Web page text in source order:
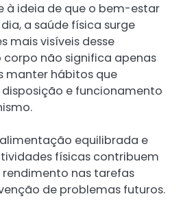
à ideia de que o bem-estar
a saúde física surge
mais visíveis desse
corpo não significa apenas
manter hábitos que
e funcionamento
equilibrada e
físicas contribuem
nas tarefas
de problemas futuros.